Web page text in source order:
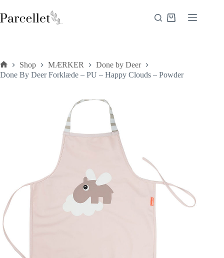
til
indhold
Indkøbskurv
Forside
Shop MÆRKER
Done by Deer
Done By Deer Forklæde – PU – Happy Clouds – Powder